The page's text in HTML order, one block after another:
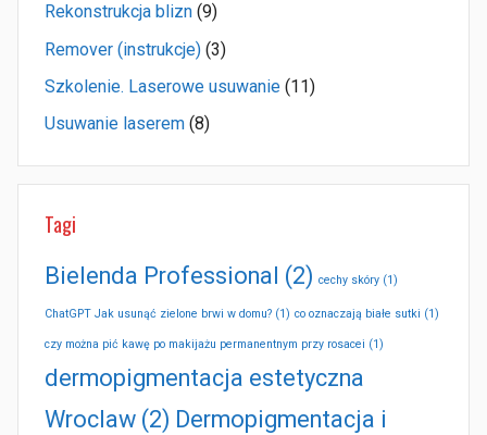
Rekonstrukcja blizn (9)
Remover (instrukcje) (3)
Szkolenie. Laserowe usuwanie (11)
Usuwanie laserem (8)
Tagi
Bielenda Professional (2) cechy skóry (1)
ChatGPT Jak usunąć zielone brwi w domu? (1) co oznaczają białe sutki (1)
czy można pić kawę po makijażu permanentnym przy rosacei (1)
dermopigmentacja estetyczna
Wroclaw (2) Dermopigmentacja i